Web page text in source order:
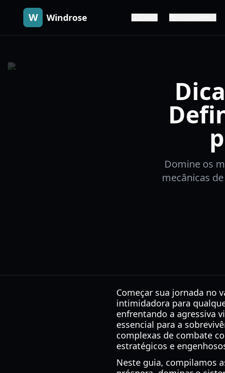
W Windrose
Domine os
mecânicas
Começar sua jornada no
intimidadora para
enfrentando a agressiva
essencial para a
complexas de combate
estratégicos e
Neste guia, compilamos